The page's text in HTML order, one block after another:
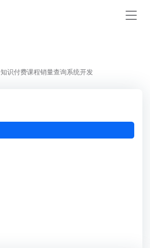
知识付费课程销量查询系统开发